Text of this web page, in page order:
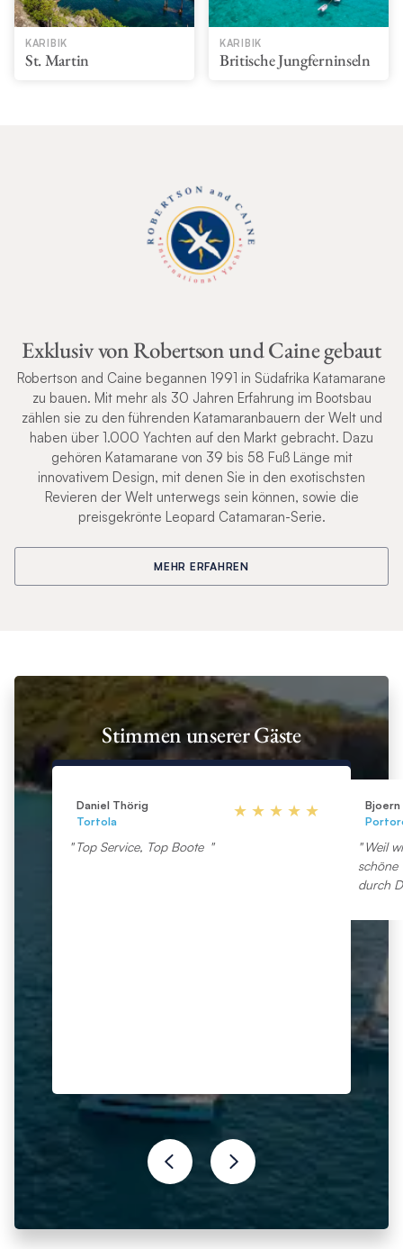
KARIBIK
St. Martin
KARIBIK
Britische Jungferninseln
Exklusiv von Robertson und Caine gebaut
Robertson and Caine begannen 1991 in Südafrika Katamarane
zu bauen. Mit mehr als 30 Jahren Erfahrung im Bootsbau
zählen sie zu den führenden Katamaranbauern der Welt und
haben über 1.000 Yachten auf den Markt gebracht. Dazu
gehören Katamarane von 39 bis 58 Fuß Länge mit
innovativem Design, mit denen Sie in den exotischsten
Revieren der Welt unterwegs sein können, sowie die
preisgekrönte Leopard Catamaran-Serie.
MEHR ERFAHREN
Stimmen unserer Gäste
Daniel Thörig
Tortola
Top Service, Top Boote
Bjoern
Weil
schöne
durch